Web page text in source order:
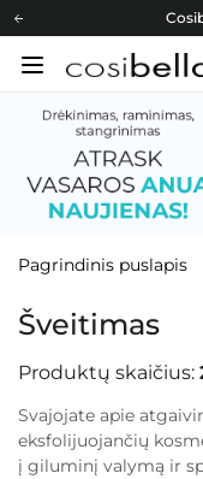
Pagrindinis puslapis
Šveitimas
Produktų skaičius:
Svajojate apie
eksfolijuojančių
į giluminį valymą ir